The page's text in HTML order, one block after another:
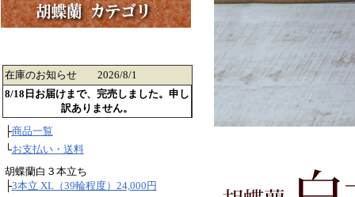
在庫のお知らせ 2026/8/1
8/18日お届けまで、完売しました。申し
訳ありません。
├商品一覧
└お支払い・送料
胡蝶蘭白３本立ち
├3本立 XL（39輪程度）24,000円